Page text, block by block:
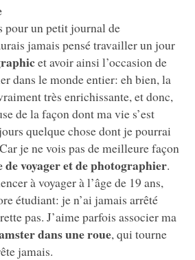
un petit journal de
jamais pensé travailler un jour
et avoir ainsi l’occasion de
dans le monde entier: eh bien, la
très enrichissante, et donc,
de la façon dont ma vie s’est
quelque chose dont je pourrai
je ne vois pas de meilleure façon
de voyager et de photographier.
à voyager à l’âge de 19 ans,
étudiant: je n’ai jamais arrêté
pas. J’aime parfois associer ma
dans une roue, qui tourne
jamais.